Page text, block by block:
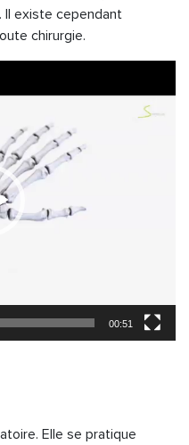
Il existe cependant
chirurgie.
00:51
Elle se pratique